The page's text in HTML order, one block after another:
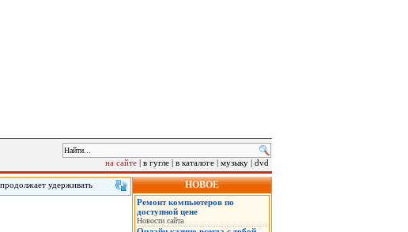
на сайте | в гугле | в каталоге | музыку | dvd
удерживать
из главных
институт семьи,
НОВОЕ
Ремонт компьютеров по
доступной цене
Новости сайта